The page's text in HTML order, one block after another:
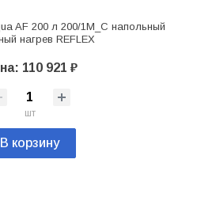
AF 200 л 200/1M_С напольный
нагрев REFLEX
110 921 ₽
шт
В корзину